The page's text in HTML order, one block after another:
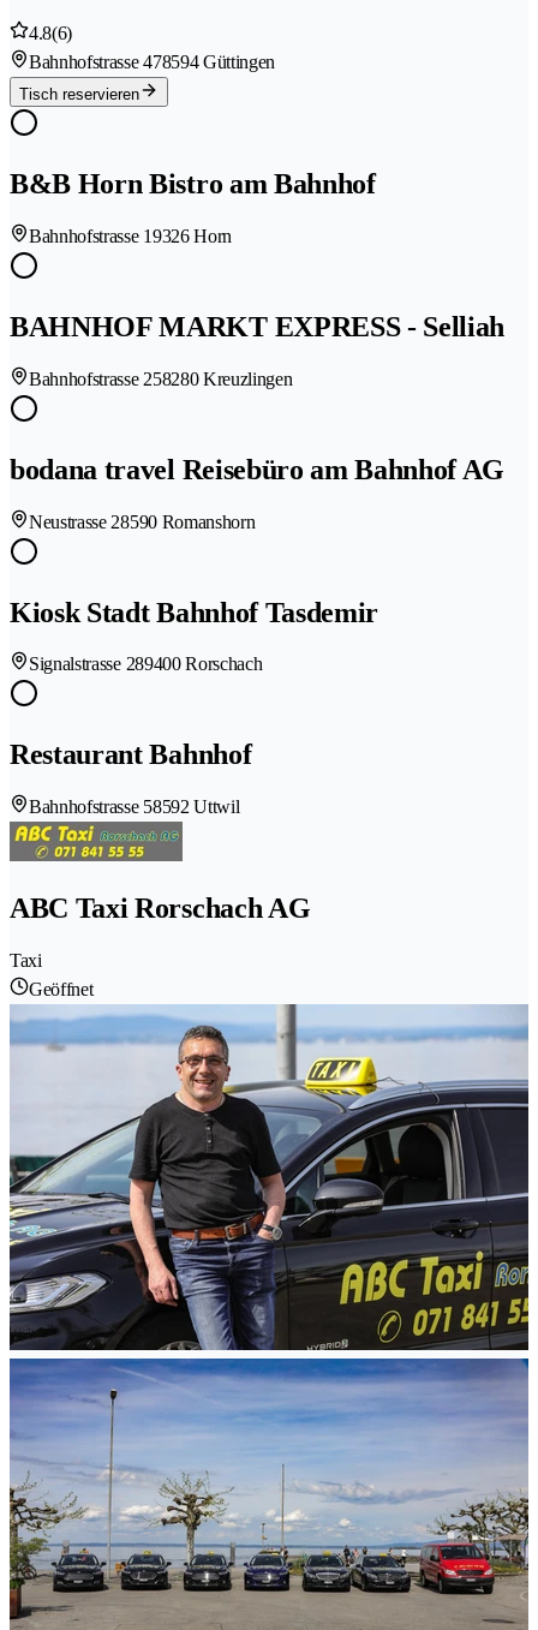
4.8(6)
Bahnhofstrasse 478594 Güttingen
Tisch reservieren
B&B Horn Bistro am Bahnhof
Bahnhofstrasse 19326 Horn
BAHNHOF MARKT EXPRESS - Selliah
Bahnhofstrasse 258280 Kreuzlingen
bodana travel Reisebüro am Bahnhof AG
Neustrasse 28590 Romanshorn
Kiosk Stadt Bahnhof Tasdemir
Signalstrasse 289400 Rorschach
Restaurant Bahnhof
Bahnhofstrasse 58592 Uttwil
ABC Taxi Rorschach AG
Taxi
Geöffnet